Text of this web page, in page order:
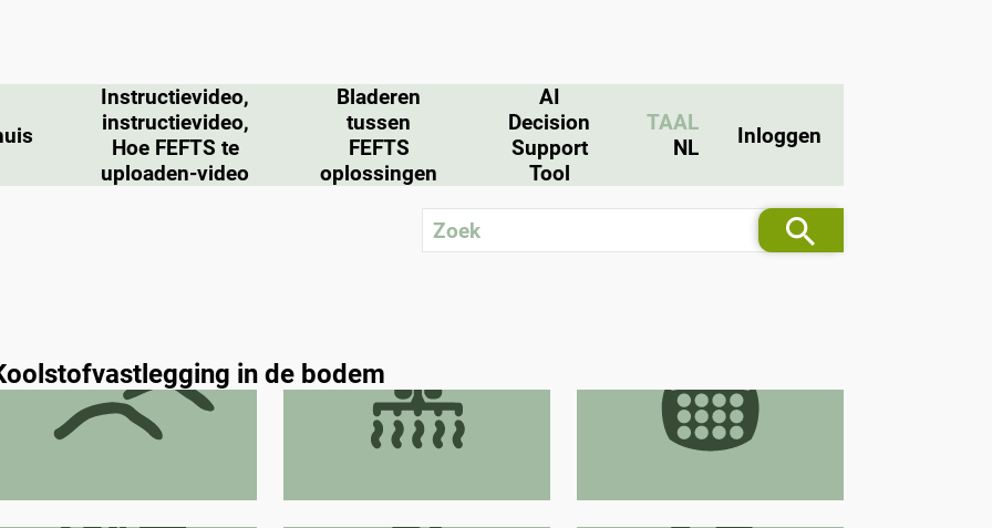
Instructievideo,
instructievideo,
Hoe FEFTS te
uploaden-video
Bladeren
tussen
FEFTS
oplossingen
AI
Decision
Support
Tool
TAAL
NL
Inloggen
in de bodem
Bodem organische stof
Ploegen
(kringlooplandbouw + CTF)
Nutriëntenbeheer